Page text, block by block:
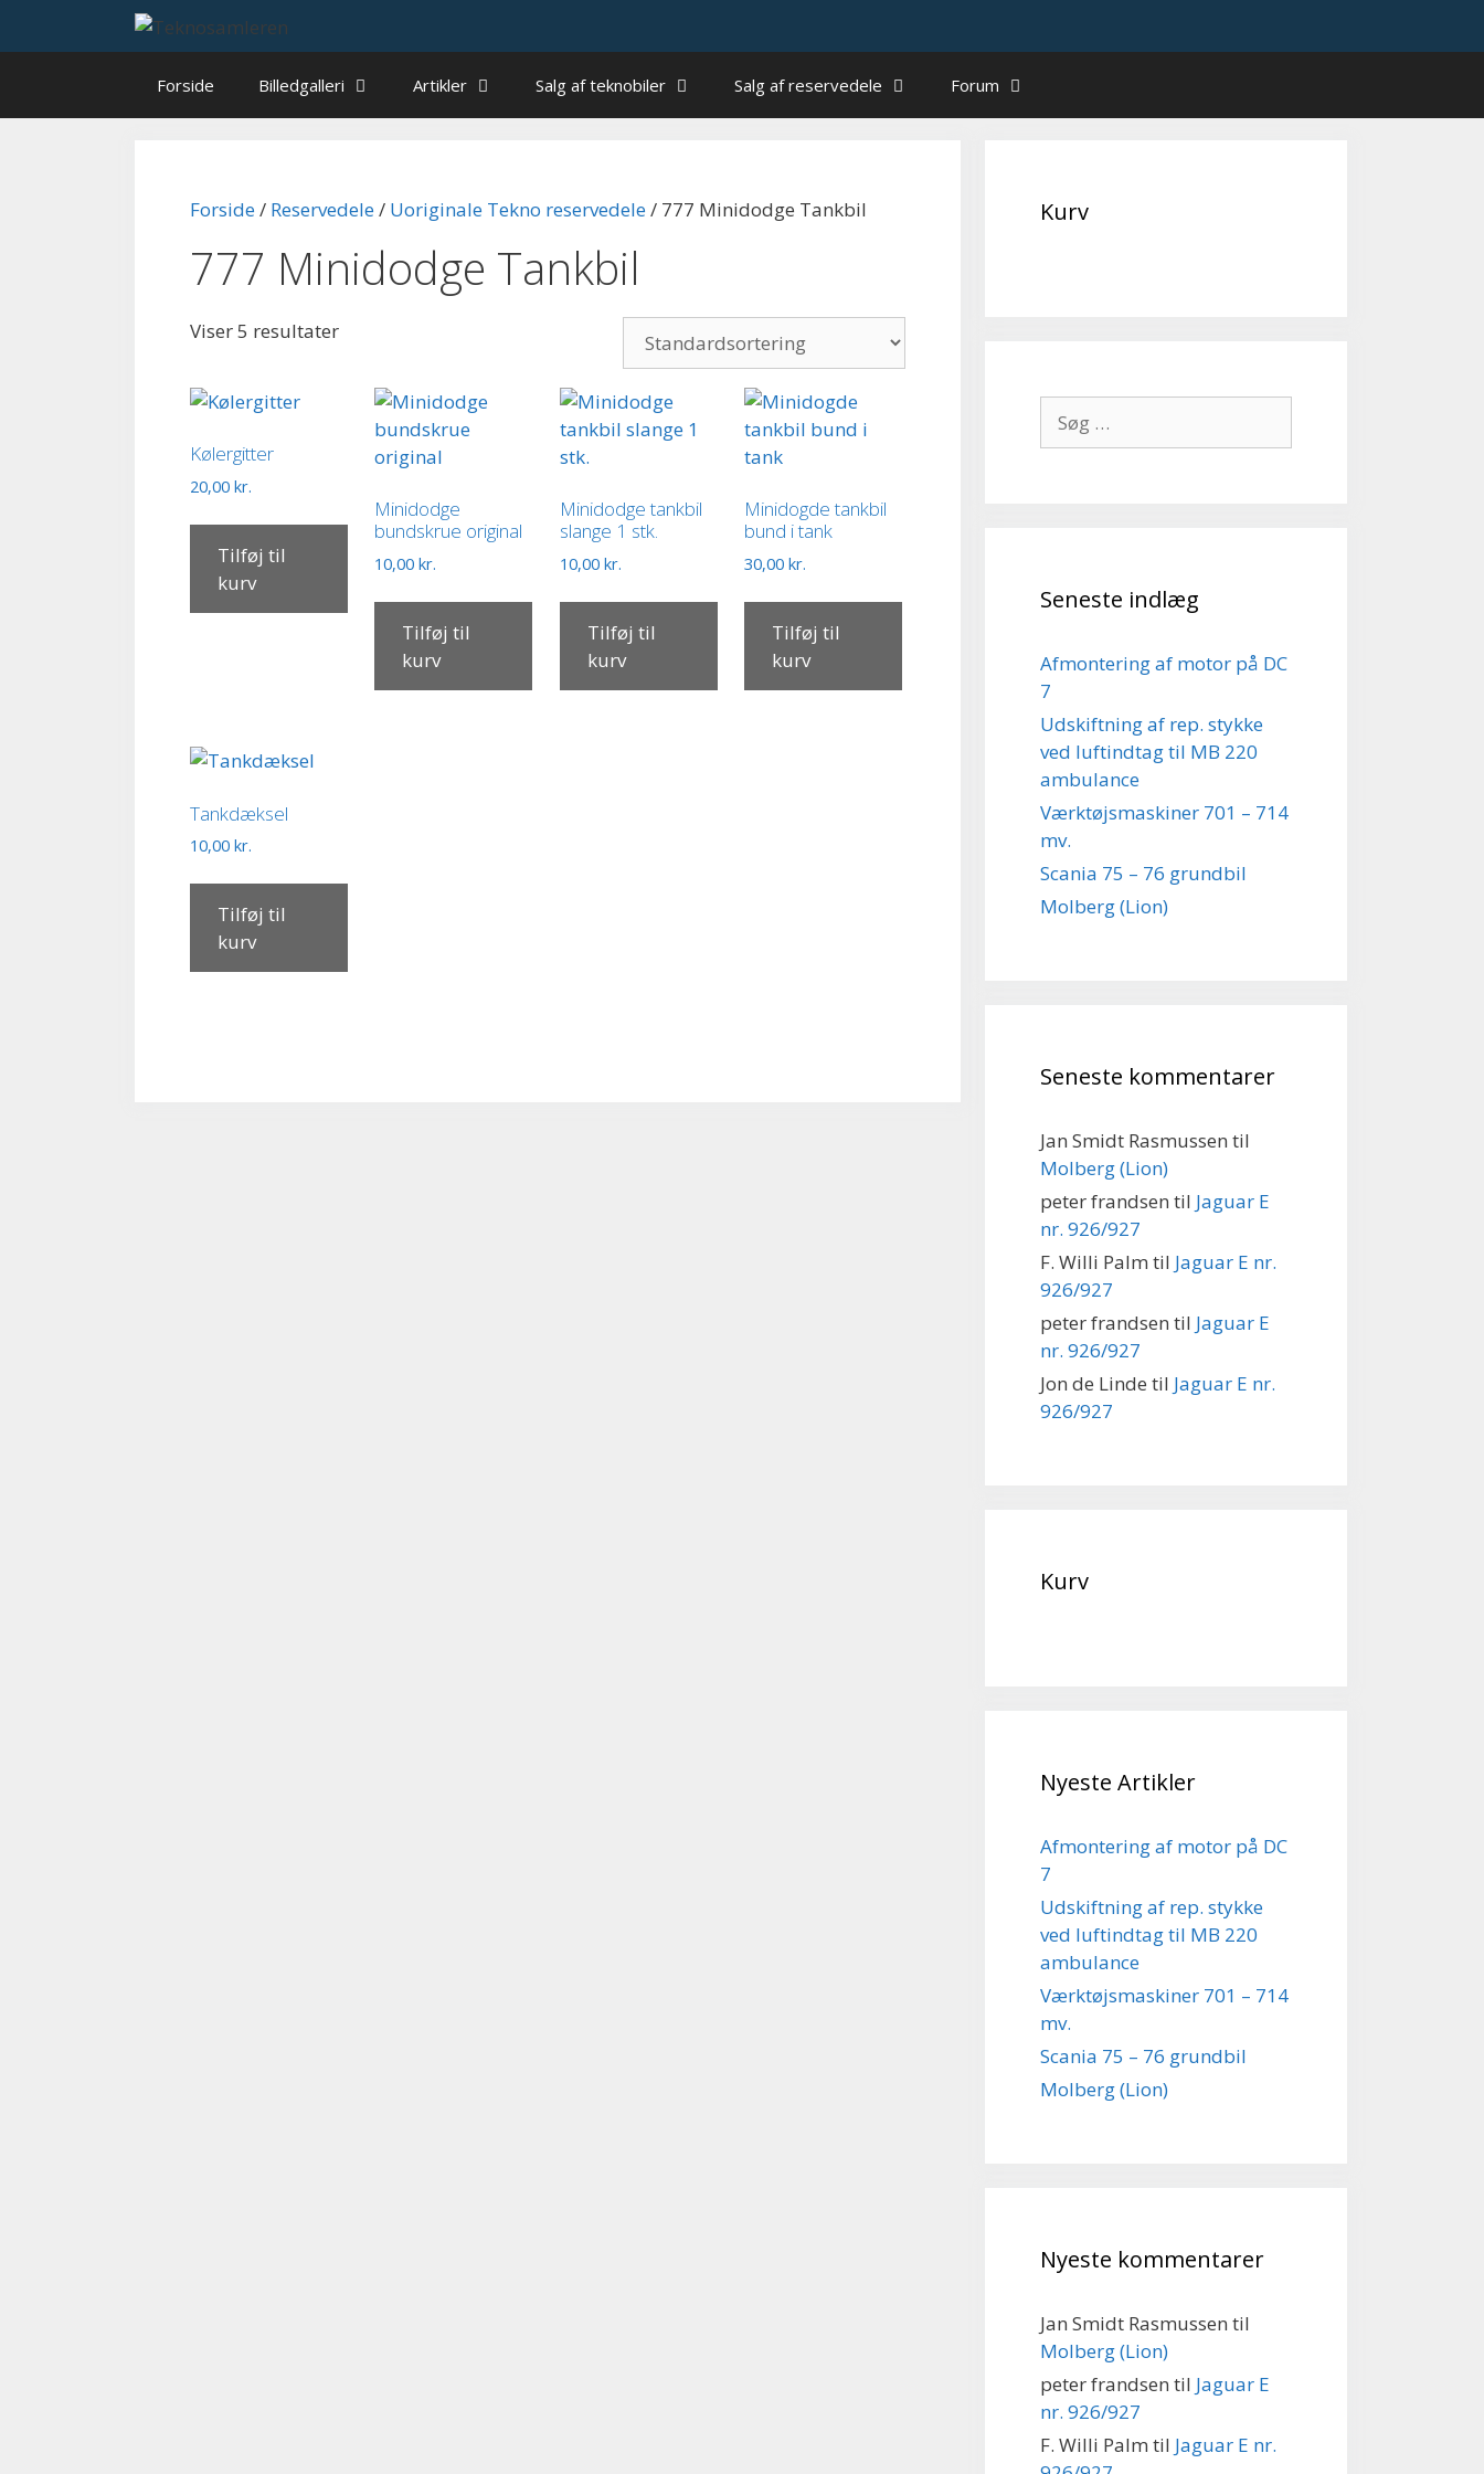
Forside Billedgalleri Artikler Salg af teknobiler Salg af reservedele Forum
Forside/ Reservedele/ Uoriginale Tekno reservedele/ 777 Minidodge Tankbil
777 Minidodge Tankbil
Viser 5 resultater
Kølergitter
20,00 kr.
Tilføj til
kurv
Minidodge
bundskrue original
10,00kr.
Tilføj til
kurv
Minidodge tankbil
slange 1 stk.
10,00 kr.
Tilføj til
kurv
Minidogde tankbil
bund i tank
30,00kr.
Tilføj til
kurv
Tankdæksel
10,00 kr.
Tilføj til
kurv
Kurv
efter:
Seneste indlæg
Afmontering af motor på DC
7
Udskiftning af rep. stykke
ved luftindtag til MB 220
ambulance
Værktøjsmaskiner 701 – 714
mv.
Scania 75 – 76 grundbil
Molberg (Lion)
Seneste kommentarer
Jan Smidt Rasmussen til
Molberg (Lion)
peter frandsen til Jaguar E
nr. 926/927
F. Willi Palm til Jaguar E nr.
926/927
peter frandsen til Jaguar E
nr. 926/927
Jon de Linde til Jaguar E nr.
926/927
Kurv
Nyeste Artikler
Afmontering af motor på DC
7
Udskiftning af rep. stykke
ved luftindtag til MB 220
ambulance
Værktøjsmaskiner 701 – 714
mv.
Scania 75 – 76 grundbil
Molberg (Lion)
Nyeste kommentarer
Jan Smidt Rasmussen til
Molberg (Lion)
peter frandsen til Jaguar E
nr. 926/927
F. Willi Palm til Jaguar E nr.